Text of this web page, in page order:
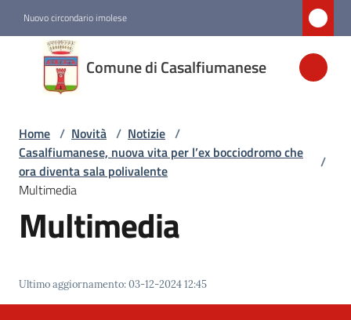
Nuovo circondario imolese
Comune di Casalfiumanese
Comune di
Casalfiumanese
Amministrazione
Novità
Vivere
Casalfiumanese
Home / Novità / Notizie /
Casalfiumanese, nuova vita per l’ex bocciodromo che
ora diventa sala polivalente
/
Multimedia
Multimedia
Ultimo aggiornamento:03-12-2024 12:45